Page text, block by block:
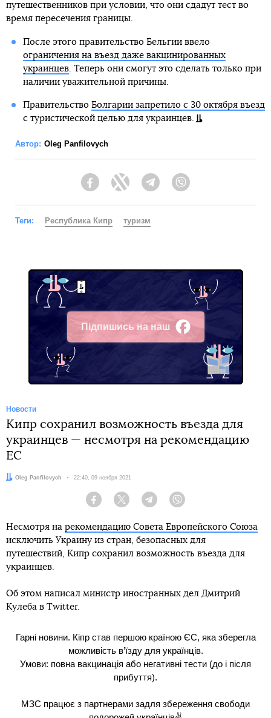
путешественников при условии, что они сдадут тест во
время пересечения границы.
После этого правительство Бельгии ввело
ограничения на въезд даже вакцинированных
украинцев. Теперь они смогут это сделать только при
наличии уважительной причины.
Правительство Болгарии запретило с 30 октября въезд
с туристической целью для украинцев.
Автор: Oleg Panfilovych
FacebookTwitter Telegram
Теги: Республика Кипр туризм
Підпишись на наш
Facebook
Новости
Кипр сохранил возможность въезда для
украинцев — несмотря на рекомендацию
ЕС
Автор:
Oleg Panfilovych Дата:
22:40, 09 ноября 2021
Facebook Twitter Telegram
Несмотря на рекомендацию Совета Европейского Союза
исключить Украину из стран, безопасных для
путешествий, Кипр сохранил возможность въезда для
украинцев.
Об этом написал министр иностранных дел Дмитрий
Кулеба в Twitter.
Гарні новини. Кіпр став першою країною ЄС, яка зберегла
можливість в’їзду для українців.
Умови: повна вакцинація або негативні тести (до і після
прибуття).
МЗС працює з партнерами задля збереження свободи